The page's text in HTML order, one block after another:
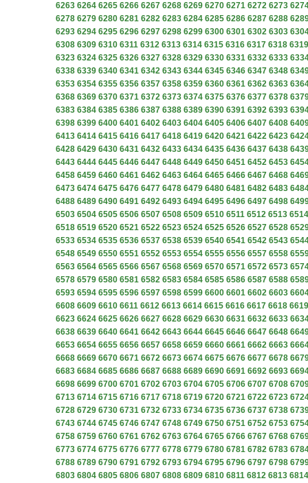
6263 6264 6265 6266 6267 6268 6269 6270 6271 6272 6273
6278 6279 6280 6281 6282 6283 6284 6285 6286 6287 6288
6293 6294 6295 6296 6297 6298 6299 6300 6301 6302 6303
6308 6309 6310 6311 6312 6313 6314 6315 6316 6317 6318 6319
6323 6324 6325 6326 6327 6328 6329 6330 6331 6332 6333
6338 6339 6340 6341 6342 6343 6344 6345 6346 6347 6348
6353 6354 6355 6356 6357 6358 6359 6360 6361 6362 6363
6368 6369 6370 6371 6372 6373 6374 6375 6376 6377 6378
6383 6384 6385 6386 6387 6388 6389 6390 6391 6392 6393
6398 6399 6400 6401 6402 6403 6404 6405 6406 6407 6408
6413 6414 6415 6416 6417 6418 6419 6420 6421 6422 6423
6428 6429 6430 6431 6432 6433 6434 6435 6436 6437 6438
6443 6444 6445 6446 6447 6448 6449 6450 6451 6452 6453
6458 6459 6460 6461 6462 6463 6464 6465 6466 6467 6468
6473 6474 6475 6476 6477 6478 6479 6480 6481 6482 6483
6488 6489 6490 6491 6492 6493 6494 6495 6496 6497 6498
6503 6504 6505 6506 6507 6508 6509 6510 6511 6512 6513 6514
6518 6519 6520 6521 6522 6523 6524 6525 6526 6527 6528
6533 6534 6535 6536 6537 6538 6539 6540 6541 6542 6543
6548 6549 6550 6551 6552 6553 6554 6555 6556 6557 6558
6563 6564 6565 6566 6567 6568 6569 6570 6571 6572 6573
6578 6579 6580 6581 6582 6583 6584 6585 6586 6587 6588
6593 6594 6595 6596 6597 6598 6599 6600 6601 6602 6603
6608 6609 6610 6611 6612 6613 6614 6615 6616 6617 6618 6619
6623 6624 6625 6626 6627 6628 6629 6630 6631 6632 6633
6638 6639 6640 6641 6642 6643 6644 6645 6646 6647 6648
6653 6654 6655 6656 6657 6658 6659 6660 6661 6662 6663
6668 6669 6670 6671 6672 6673 6674 6675 6676 6677 6678
6683 6684 6685 6686 6687 6688 6689 6690 6691 6692 6693
6698 6699 6700 6701 6702 6703 6704 6705 6706 6707 6708
6713 6714 6715 6716 6717 6718 6719 6720 6721 6722 6723
6728 6729 6730 6731 6732 6733 6734 6735 6736 6737 6738
6743 6744 6745 6746 6747 6748 6749 6750 6751 6752 6753
6758 6759 6760 6761 6762 6763 6764 6765 6766 6767 6768
6773 6774 6775 6776 6777 6778 6779 6780 6781 6782 6783
6788 6789 6790 6791 6792 6793 6794 6795 6796 6797 6798
6803 6804 6805 6806 6807 6808 6809 6810 6811 6812 6813 6814